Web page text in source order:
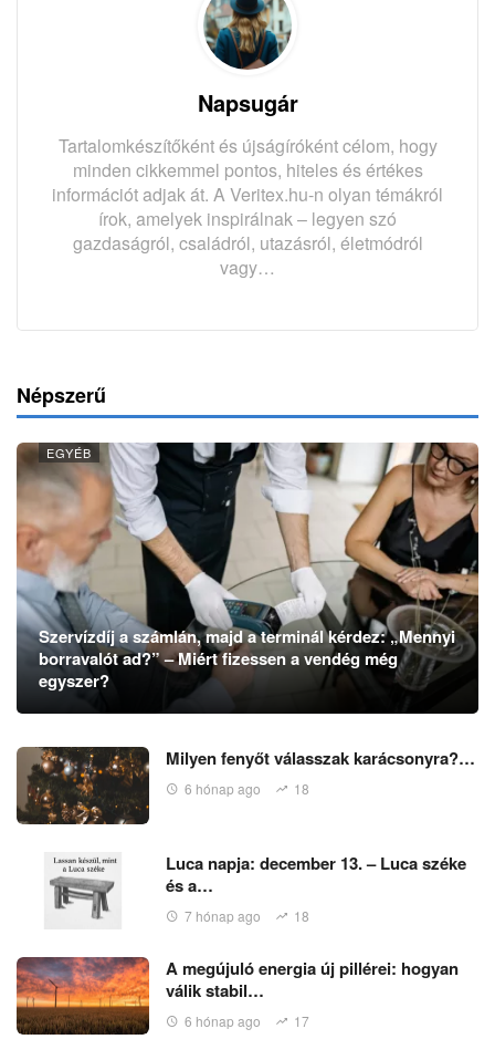
Napsugár
Tartalomkészítőként és újságíróként célom, hogy
minden cikkemmel pontos, hiteles és értékes
információt adjak át. A Veritex.hu-n olyan témákról
írok, amelyek inspirálnak – legyen szó
gazdaságról, családról, utazásról, életmódról
vagy…
Népszerű
EGYÉB
Szervízdíj a számlán, majd a terminál kérdez: „Mennyi
borravalót ad?” – Miért fizessen a vendég még
egyszer?
Milyen fenyőt válasszak karácsonyra?…
6 hónap ago 18
Luca napja: december 13. – Luca széke
és a…
7 hónap ago 18
A megújuló energia új pillérei: hogyan
válik stabil…
6 hónap ago 17